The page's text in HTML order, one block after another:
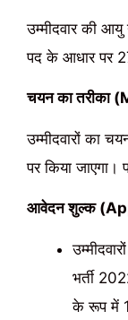
उम्मीदवार की आयु
पद के आधार पर
चयन का तरीका
उम्मीदवारों का
पर किया जाएगा।
आवेदन शुल्क
भर्ती
के रूप में